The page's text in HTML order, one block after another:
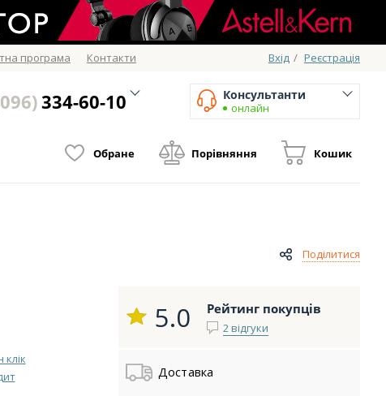
програма Контакти Вхід / Реєстрація
334-60-10 Консультанти
онлайн
Обране Порівняння Кошик
Поділитися
5.0 Рейтинг покупців
2 відгуки
Доставка